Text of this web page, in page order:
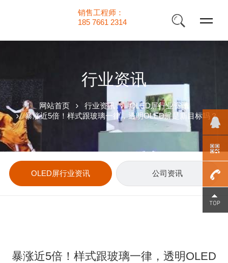
销售工程师：
185 7661 2314
行业资讯
网站首页 行业资讯
OLED屏行业资讯
暴涨近5倍！样式跟玻璃一律，透明OLED屏是新目标吗？
OLED屏行业资讯 公司资讯
暴涨近5倍！样式跟玻璃一律，透明OLED
185